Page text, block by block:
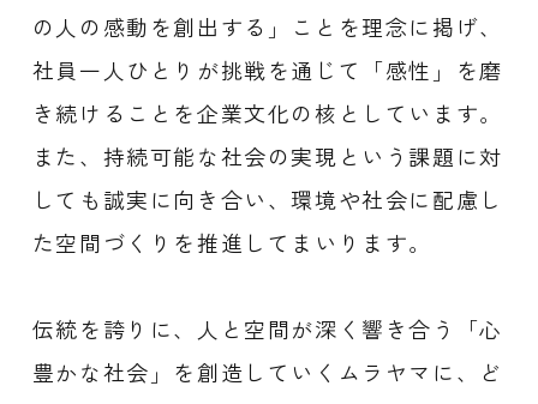
の人の感動を創出する」ことを理念に掲げ、
社員一人ひとりが挑戦を通じて「感性」を磨
き続けることを企業文化の核としています。
また、持続可能な社会の実現という課題に対
しても誠実に向き合い、環境や社会に配慮し
た空間づくりを推進してまいります。
伝統を誇りに、人と空間が深く響き合う「心
豊かな社会」を創造していくムラヤマに、ど